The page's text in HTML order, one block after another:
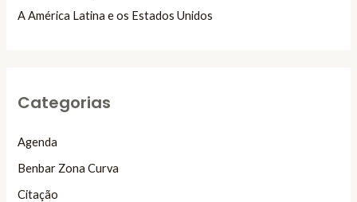
A América Latina e os Estados Unidos
Categorias
Agenda
Benbar Zona Curva
Citação